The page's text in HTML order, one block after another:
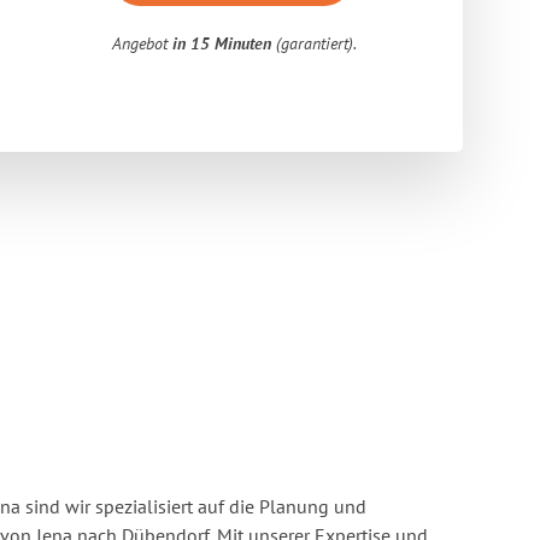
Angebotin 15 Minuten (garantiert).
sind wir spezialisiert auf die Planung und
Jena nach Dübendorf. Mit unserer Expertise und